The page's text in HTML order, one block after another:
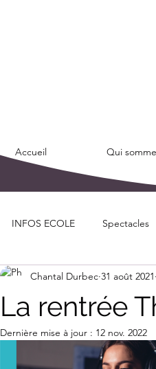
Accueil Qui
INFOS ECOLE Spectacles
La rentrée
Chantal Durbec 31 août 2021
Dernière mise à jour : 12 nov. 2022